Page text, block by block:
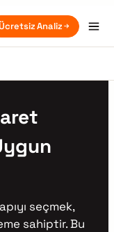
Analiz
seçmek,
sahiptir. Bu